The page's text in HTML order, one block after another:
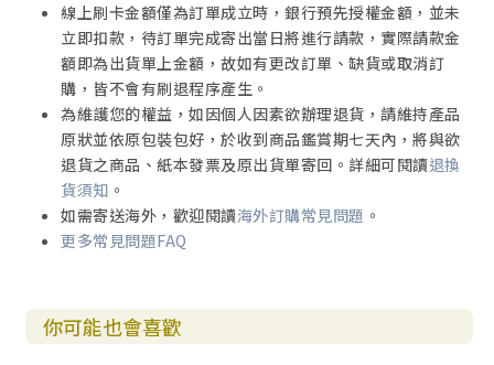
線上刷卡金額僅為訂單成立時，銀行預先授權金額，並未
立即扣款，待訂單完成寄出當日將進行請款，實際請款金
額即為出貨單上金額，故如有更改訂單、缺貨或取消訂
購，皆不會有刷退程序產生。
為維護您的權益，如因個人因素欲辦理退貨，請維持產品
原狀並依原包裝包好，於收到商品鑑賞期七天內，將與欲
退貨之商品、紙本發票及原出貨單寄回。詳細可閱讀退換
貨須知 。
如需寄送海外，歡迎閱讀海外訂購常見問題 。
更多常見問題FAQ
你可能也會喜歡